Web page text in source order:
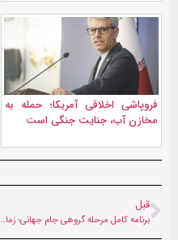
فروپاشی اخلاقی آمریکا؛ حمله به
مخازن آب، جنایت جنگی است
قبل
برنامه کامل مرحله گروهی جام جهانی؛ زمان‌ بازی‌ها به وقت ایران و افغانستان